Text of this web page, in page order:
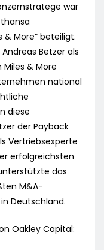
war
& More“ beteiligt.
Betzer als
& More
national
diese
der Payback
Vertriebsexperte
erfolgreichsten
das
M&A-
Deutschland.
Oakley Capital: